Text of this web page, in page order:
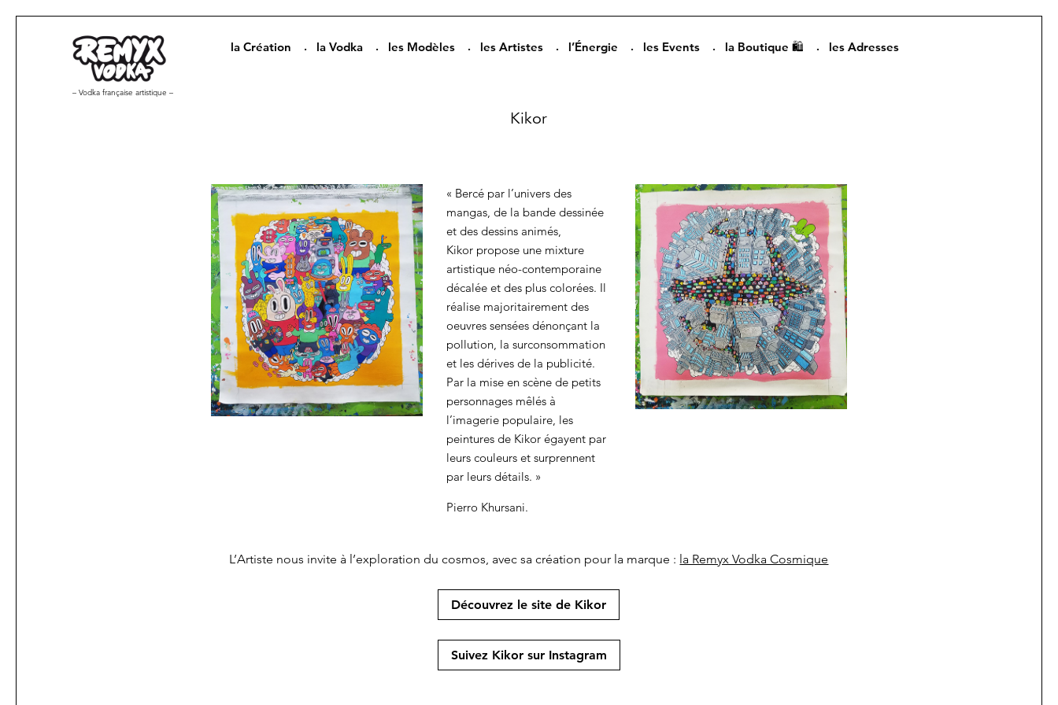
– Vodka française artistique –
la Création la Vodka les Modèles les Artistes l’Énergie les Events la Boutique 🛍️ les Adresses
Kikor
« Bercé par l’univers des
mangas, de la bande dessinée
et des dessins animés,
Kikor propose une mixture
artistique néo-contemporaine
décalée et des plus colorées. Il
réalise majoritairement des
oeuvres sensées dénonçant la
pollution, la surconsommation
et les dérives de la publicité.
Par la mise en scène de petits
personnages mêlés à
l’imagerie populaire, les
peintures de Kikor égayent par
leurs couleurs et surprennent
par leurs détails. »
Pierro Khursani.
L’Artiste nous invite à l’exploration du cosmos, avec sa création pour la marque : la Remyx Vodka Cosmique
Découvrez le site de Kikor
Suivez Kikor sur Instagram